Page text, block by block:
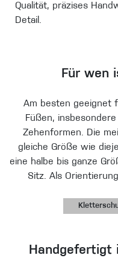
Qualität, präzises
Detail.
Für wen
Am besten geeignet
Füßen,
Zehenformen. Die
gleiche Größe wie
eine halbe bis ganze
Sitz. Als
Handgefertigt